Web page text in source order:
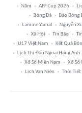
Năm
AFF Cup 2026
Bóng Đá
Báo Bóng
Lamine Yamal
Nguyễn
Xã Hội
Tin Bão
U17 Việt Nam
Kết Quả
Lịch Thi Đấu Ngoại Hạng Anh
Xổ Số Miền Nam
Xổ Số
Lịch Vạn Niên
Thời Tiết